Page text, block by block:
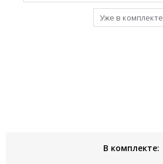
Уже в комплекте
В комплекте: